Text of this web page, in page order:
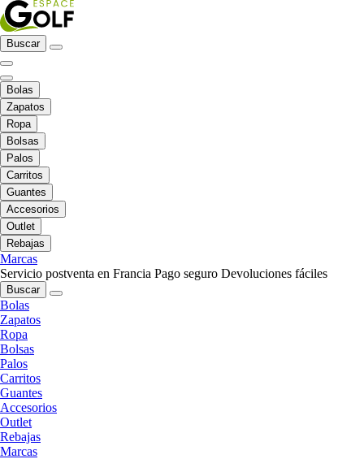
Buscar
Bolas
Zapatos
Ropa
Bolsas
Palos
Carritos
Guantes
Accesorios
Outlet
Rebajas
Marcas
Servicio postventa en Francia Pago seguro Devoluciones fáciles
Buscar
Bolas
Zapatos
Ropa
Bolsas
Palos
Carritos
Guantes
Accesorios
Outlet
Rebajas
Marcas